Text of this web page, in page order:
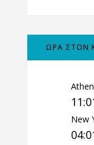
ΩΡΑ ΣΤΟΝ
New